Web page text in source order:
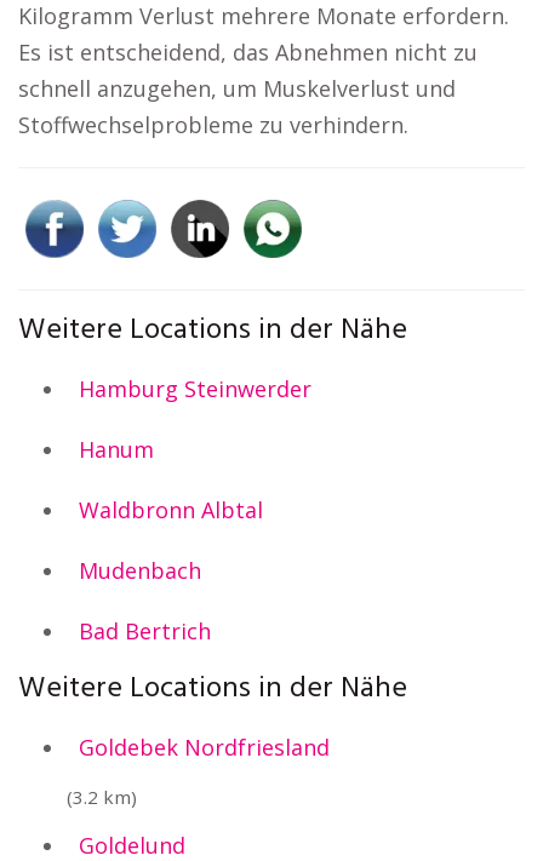
Kilogramm Verlust mehrere Monate erfordern.
Es ist entscheidend, das Abnehmen nicht zu
schnell anzugehen, um Muskelverlust und
Stoffwechselprobleme zu verhindern.
Weitere Locations in der Nähe
Hamburg Steinwerder
Hanum
Waldbronn Albtal
Mudenbach
Bad Bertrich
Weitere Locations in der Nähe
Goldebek Nordfriesland
(3.2 km)
Goldelund